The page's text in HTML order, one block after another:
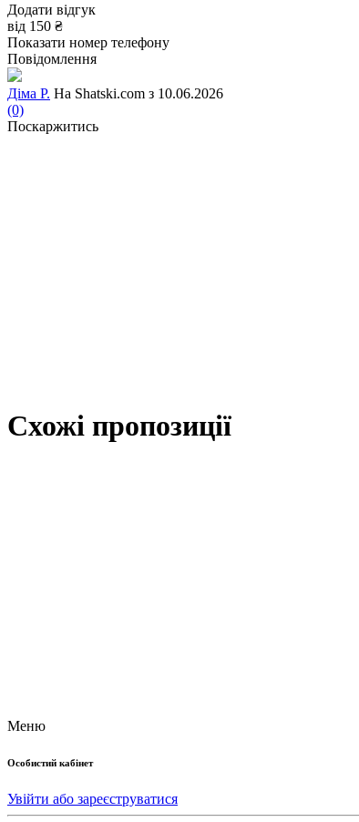
Додати відгук
від 150 ₴
Показати номер телефону
Повідомлення
Діма Р. На Shatski.com з 10.06.2026
(0)
Поскаржитись
Схожі пропозиції
Меню
Особистий кабінет
Увійти або зареєструватися